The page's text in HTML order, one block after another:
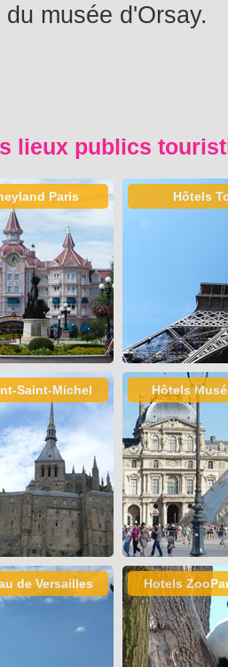
du musée d'Orsay.
lieux publics
Paris Hôtels
Saint-Michel Hôtels
de Versailles Hotels